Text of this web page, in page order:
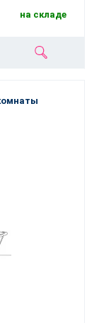
на складе